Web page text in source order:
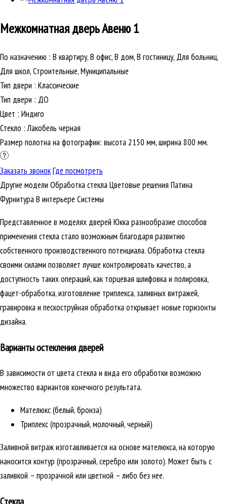
Межкомнатная дверьАвеню 1
По назначению : В квартиру, В офис, В дом, В гостиницу, Для больниц,
Для школ, Строительные, Муниципальные
Тип двери : Классические
Тип двери : ДО
Цвет : Индиго
Стекло :Лакобель черная
Размер полотна на фотографии: высота 2150 мм, ширина 800 мм.
Заказать звонокГде посмотреть
Другие модели Обработка стеклаЦветовые решения Патина
ФурнитураВ интерьере Cистемы
Представленное в моделях дверей Юкка разнообразие способов
применения стекла стало возможным благодаря развитию
собственного производственного потенциала. Обработка стекла
своими силами позволяет лучше контролировать качество, а
доступность таких операций, как торцевая шлифовка и полировка,
фацет-обработка, изготовление триплекса, заливных витражей,
гравировка и пескоструйная обработка открывает новые горизонты
дизайна.
Варианты остекления дверей
В зависимости от цвета стекла и вида его обработки возможно
множество вариантов конечного результата.
Мателюкс (белый, бронза)
Триплекс (прозрачный, молочный, черный)
Заливной витраж изготавливается на основе мателюкса, на которую
наносится контур (прозрачный, серебро или золото). Может быть с
заливкой – прозрачной или цветной – либо без нее.
Стекла